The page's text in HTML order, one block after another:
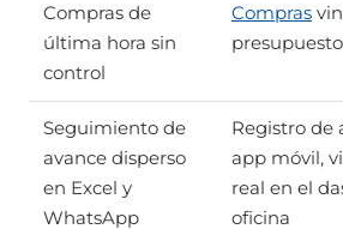
Compras de
última hora sin
control
Compras
Seguimiento de
avance disperso
en Excel y
WhatsApp
Registro de
app móvil,
real en el
oficina